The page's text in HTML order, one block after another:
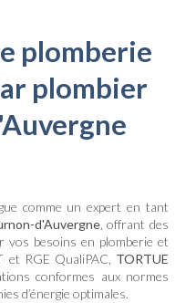
plomberie
plombier
comme un expert en tant
d'Auvergne, offrant des
vos besoins en plomberie et
et RGE QualiPAC, TORTUE
conformes aux normes
d’énergie optimales.